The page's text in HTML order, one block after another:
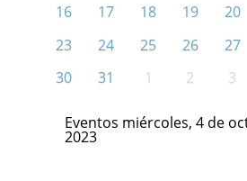
16
17 18 19 20
23
24 25 26 27
30
31 1 2 3
Eventos miércoles, 4 de
2023